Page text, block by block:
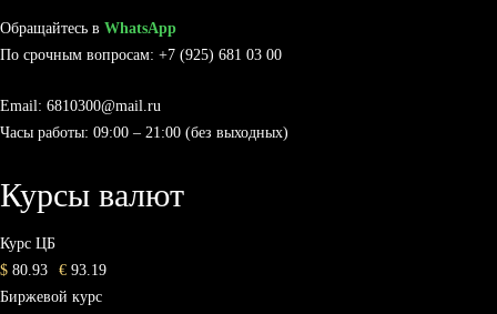
Обращайтесь в WhatsApp
По срочным вопросам: +7 (925) 681 03 00
Email: 6810300@mail.ru
Часы работы: 09:00 – 21:00 (без выходных)
Курсы валют
Курс ЦБ
$ 80.93 € 93.19
Биржевой курс